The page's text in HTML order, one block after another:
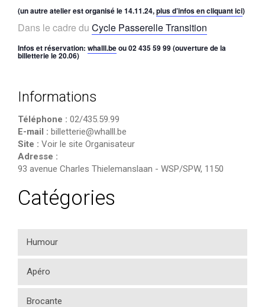
(un autre atelier est organisé le 14.11.24,plus d’infos en cliquant ici)
Dans le cadre du Cycle Passerelle Transition
Infos et réservation: whalll.beou 02 435 59 99 (ouverture de la
billetterie le 20.06)
Informations
Téléphone : 02/435.59.99
E-mail : billetterie@whalll.be
Site : Voir le site Organisateur
Adresse :
93 avenue Charles Thielemanslaan - WSP/SPW, 1150
Catégories
Humour
Apéro
Brocante